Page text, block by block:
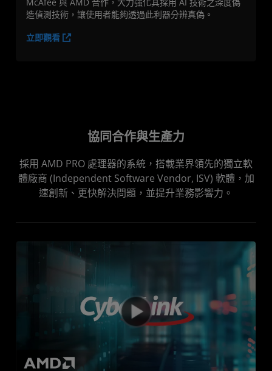
造偵測技術，讓使用者能夠透過此利器分辨真偽。
立即觀看
協同合作與生產力
採用 AMD PRO 處理器的系統，搭載業界領先的獨立軟
體廠商 (Independent Software Vendor, ISV) 軟體，加
速創新、更快解決問題，並提升業務影響力。